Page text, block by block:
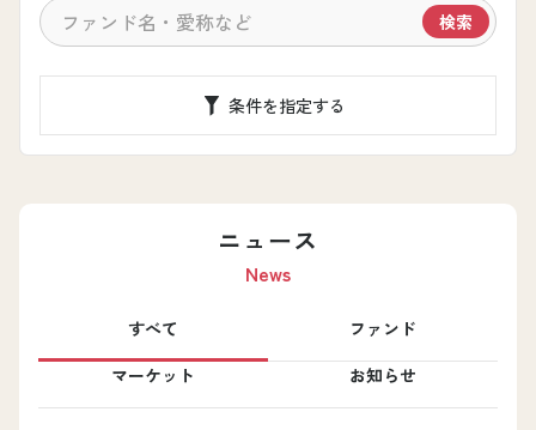
検索
条件を指定する
ニュース
News
すべて
ファンド
マーケット
お知らせ